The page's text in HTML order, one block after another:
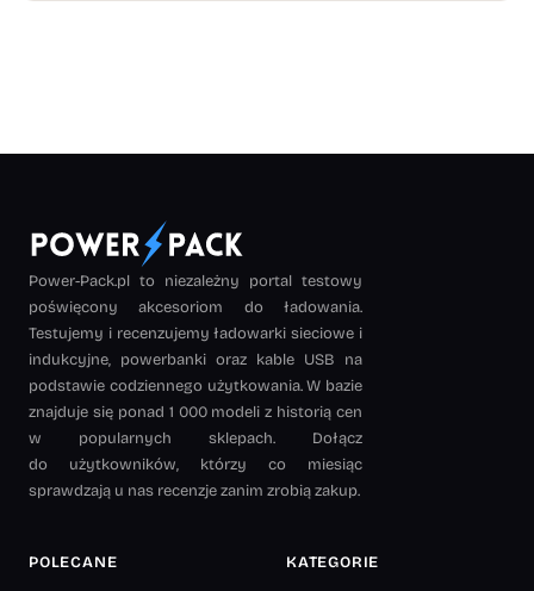
Power-Pack.pl to niezależny portal testowy
poświęcony akcesoriom do ładowania.
Testujemy i recenzujemy ładowarki sieciowe i
indukcyjne, powerbanki oraz kable USB na
podstawie codziennego użytkowania. W bazie
znajduje się ponad 1 000 modeli z historią cen
w popularnych sklepach. Dołącz
do użytkowników, którzy co miesiąc
sprawdzają u nas recenzje zanim zrobią zakup.
POLECANE KATEGORIE